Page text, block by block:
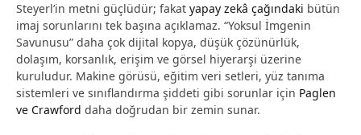
Steyerl’in metni güçlüdür; fakat yapay zekâ çağındaki bütün
imaj sorunlarını tek başına açıklamaz. “Yoksul İmgenin
Savunusu” daha çok dijital kopya, düşük çözünürlük,
dolaşım, korsanlık, erişim ve görsel hiyerarşi üzerine
kuruludur. Makine görüsü, eğitim veri setleri, yüz tanıma
sistemleri ve sınıflandırma şiddeti gibi sorunlar için Paglen
ve Crawford daha doğrudan bir zemin sunar.